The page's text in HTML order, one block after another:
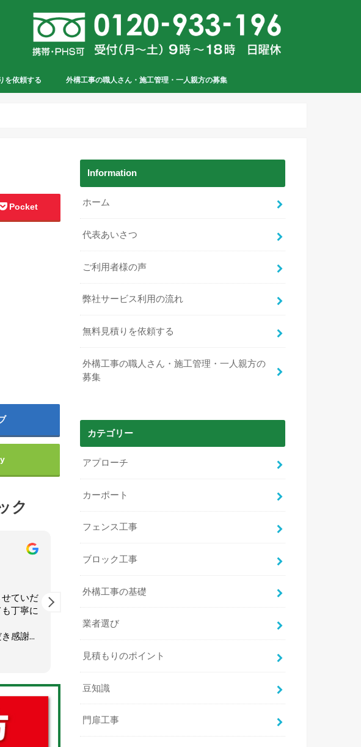
を依頼する 外構工事の職人さん・施工管理・一人親方の募集
Pocket
ク
2 か月 前
初めて石川さんに電話した時から色々と相談
にのって頂きました。何社か問い合わせまし
たが、人柄、対応もよく石川さんにお願いし
たいと思いました。
下見、見積もり、施工まで迅速にしていただ
いたおかげで土だけだった庭が綺麗になりま
した。子どもたちも楽しく遊んでいます。
暑い中2人で来ていただき素早く仕上げてい
ただき本当にありがとうございました。
これからもいろいろな外構工事をやっていき
たいと思いますのでその時もよろしくお願い
2 か月 前
駐車スペースのコンクリー
の開閉に干渉するので切っ
だきました。
時間に余裕があればすぐに
で、とても安心感がありま
大変綺麗で、時間が経過し
また砂利のアプローチを改
でお願いしようと考えてお
続きを読む
Information
ホーム
代表あいさつ
ご利用者様の声
弊社サービス利用の流れ
無料見積りを依頼する
外構工事の職人さん・施工管理・一人親方の
募集
カテゴリー
アプローチ
カーポート
フェンス工事
ブロック工事
外構工事の基礎
業者選び
見積もりのポイント
豆知識
門扉工事